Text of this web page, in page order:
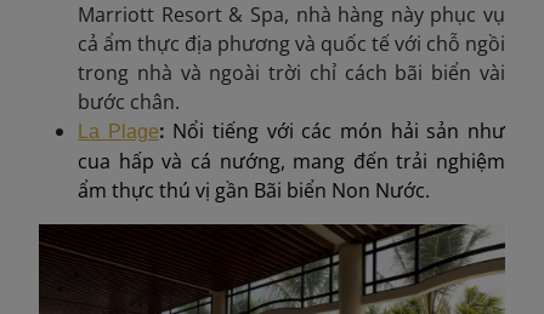
Marriott Resort & Spa, nhà hàng này phục vụ
cả ẩm thực địa phương và quốc tế với chỗ ngồi
trong nhà và ngoài trời chỉ cách bãi biển vài
bước chân.
La Plage: Nổi tiếng với các món hải sản như
cua hấp và cá nướng, mang đến trải nghiệm
ẩm thực thú vị gần Bãi biển Non Nước.